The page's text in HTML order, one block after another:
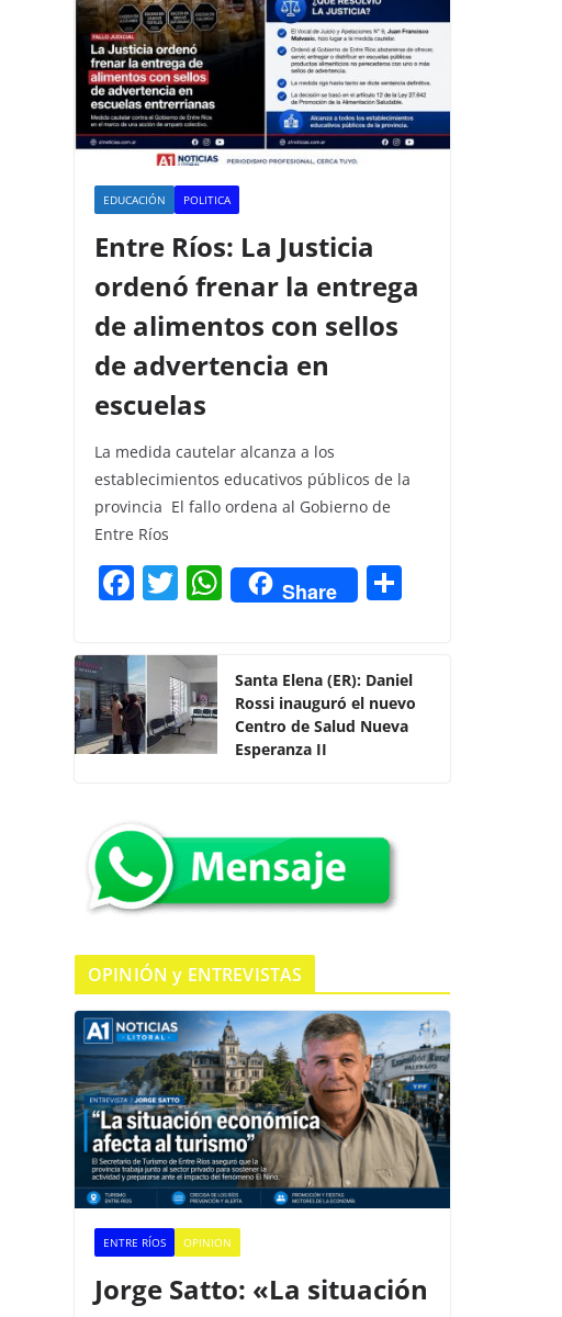
EDUCACIÓN POLITICA
Entre Ríos: La Justicia
ordenó frenar la entrega
de alimentos con sellos
de advertencia en
escuelas
La medida cautelar alcanza a los
establecimientos educativos públicos de la
provincia El fallo ordena al Gobierno de
Entre Ríos
F
c
e
b
o
k
T
itt
er
W
h
s
A
p
Share
p
ar
Santa Elena (ER): Daniel
Rossi inauguró el nuevo
Centro de Salud Nueva
Esperanza II
OPINIÓN y ENTREVISTAS
ENTRE RÍOS OPINION
Jorge Satto: «La situación